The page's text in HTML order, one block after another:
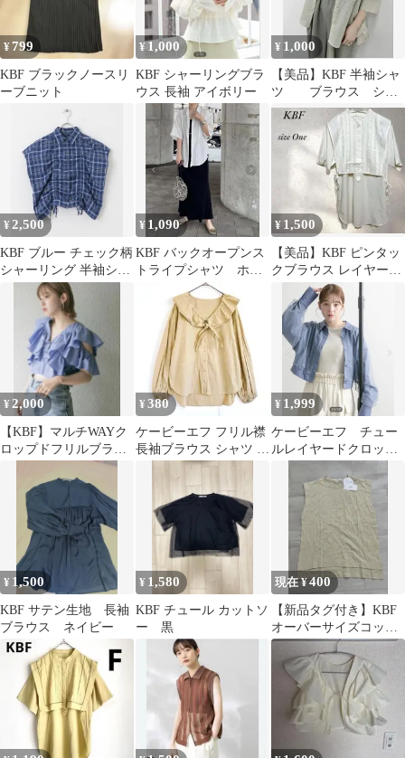
¥ 799
KBF ブラックノースリ
ーブニット
¥ 1,000
KBF シャーリングブラ
ウス 長袖 アイボリー
¥ 1,000
【美品】KBF 半袖シャ
ツ ブラウス シン
プルシャツ カジュア
ルコーデ
¥2,500
KBF ブルー チェック柄
シャーリング 半袖シャ
¥ 1,090
KBF バックオープンス
トライプシャツ ホワ
¥ 1,500
【美品】KBF ピンタッ
クブラウス レイヤード
シャツ 半袖 白 クルー
ネック
¥ 2,000
【KBF】マルチWAYク
ロップドフリルブラウ
¥ 380
ケービーエフ フリル襟
長袖ブラウス シャツ コ
ットン ベージュ ビッグ
¥ 1,999
ケービーエフ チュー
ルレイヤードクロップ
¥ 1,500
KBF サテン生地 長袖
ブラウス ネイビー
¥ 1,580
KBF チュール カットソ
ー 黒
現在 ¥400
【新品タグ付き】KBF
オーバーサイズコット
ンタンク ベージュ